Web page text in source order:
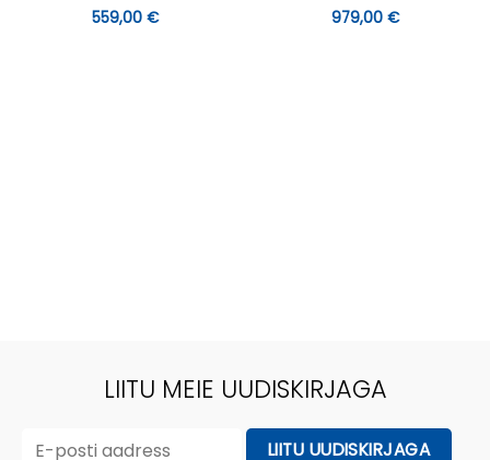
559,00 € 979,00 €
LIITU MEIE UUDISKIRJAGA